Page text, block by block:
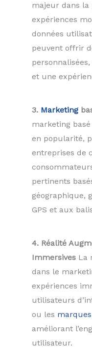
majeur dans la
expériences
données
peuvent offrir
et une
3. Marketing
marketing
en popularité,
entreprises de
pertinents
géographique,
GPS et aux
4. Réalité
Immersives La
dans le
expériences
utilisateurs
ou les marques
améliorant
utilisateur.